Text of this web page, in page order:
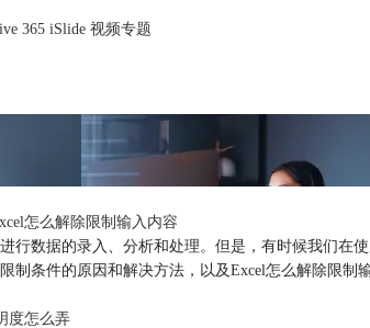
365 iSlide 视频专题
怎么解除限制输入内容
行数据的录入、分析和处理。但是，有时候我们
制条件的原因和解决方法，以及Excel怎么解除限制
度怎么弄